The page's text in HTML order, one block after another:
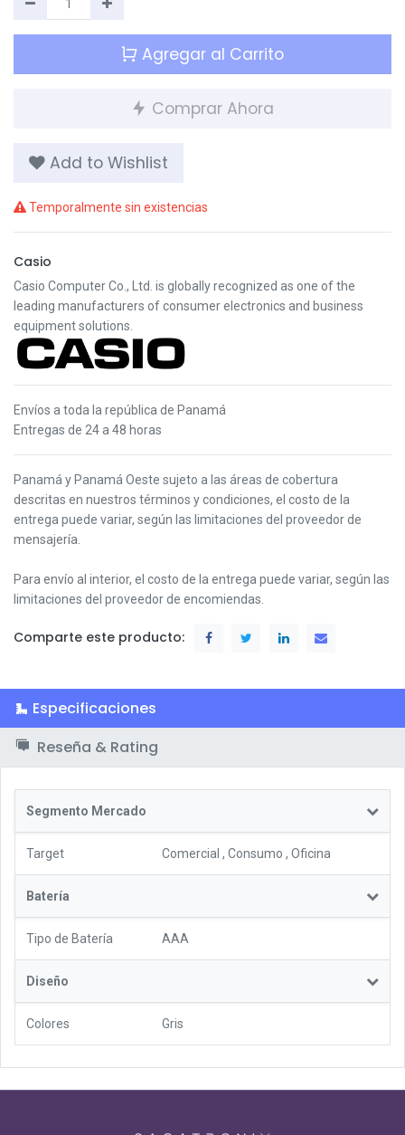
Agregar al Carrito
Comprar Ahora
Add to Wishlist
Temporalmente sin existencias
Casio
Casio Computer Co., Ltd. is globally recognized as one of the
leading manufacturers of consumer electronics and business
equipment solutions.
Envíos a toda la república de Panamá
Entregas de 24 a 48 horas
Panamá y Panamá Oeste sujeto a las áreas de cobertura
descritas en nuestros términos y condiciones, el costo de la
entrega puede variar, según las limitaciones del proveedor de
mensajería.
Para envío al interior, el costo de la entrega puede variar, según las
limitaciones del proveedor de encomiendas.
Comparte este producto:
Especificaciones
Reseña & Rating
Segmento Mercado
Target Comercial , Consumo , Oficina
Batería
Tipo de Batería AAA
Diseño
Colores Gris